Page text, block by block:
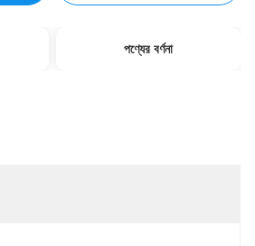
পণ্যের বর্ণনা